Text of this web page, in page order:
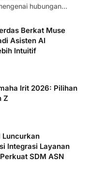
hubungan…
Berkat Muse
Asisten AI
Intuitif
Irit 2026: Pilihan
Z
Luncurkan
Integrasi Layanan
SDM ASN